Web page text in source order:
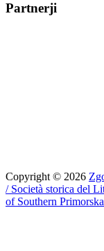
Partnerji
Copyright © 2026
/ Società storica del
of Southern